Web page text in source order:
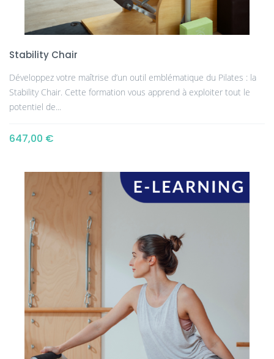
Stability Chair
Développez votre maîtrise d’un outil emblématique du Pilates : la
Stability Chair. Cette formation vous apprend à exploiter tout le
potentiel de...
647,00 €